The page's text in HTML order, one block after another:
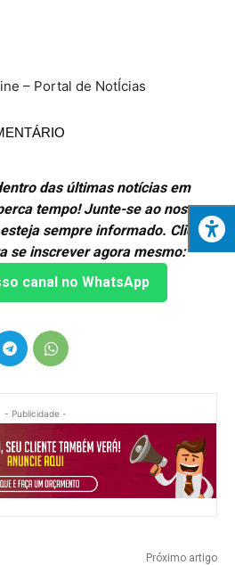
– Portal de NotÍcias
das últimas notícias em
tempo! Junte-se ao nosso
sempre informado. Clique
se inscrever agora mesmo:
canal no WhatsApp
- Publicidade -
Próximo artigo